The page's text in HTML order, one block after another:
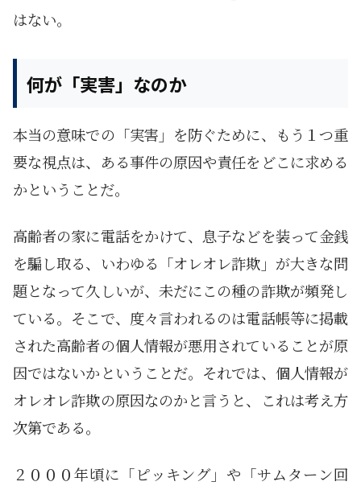
はない。
何が「実害」なのか
本当の意味での「実害」を防ぐために、もう１つ重
要な視点は、ある事件の原因や責任をどこに求める
かということだ。
高齢者の家に電話をかけて、息子などを装って金銭
を騙し取る、いわゆる「オレオレ詐欺」が大きな問
題となって久しいが、未だにこの種の詐欺が頻発し
ている。そこで、度々言われるのは電話帳等に掲載
された高齢者の個人情報が悪用されていることが原
因ではないかということだ。それでは、個人情報が
オレオレ詐欺の原因なのかと言うと、これは考え方
次第である。
２０００年頃に「ピッキング」や「サムターン回